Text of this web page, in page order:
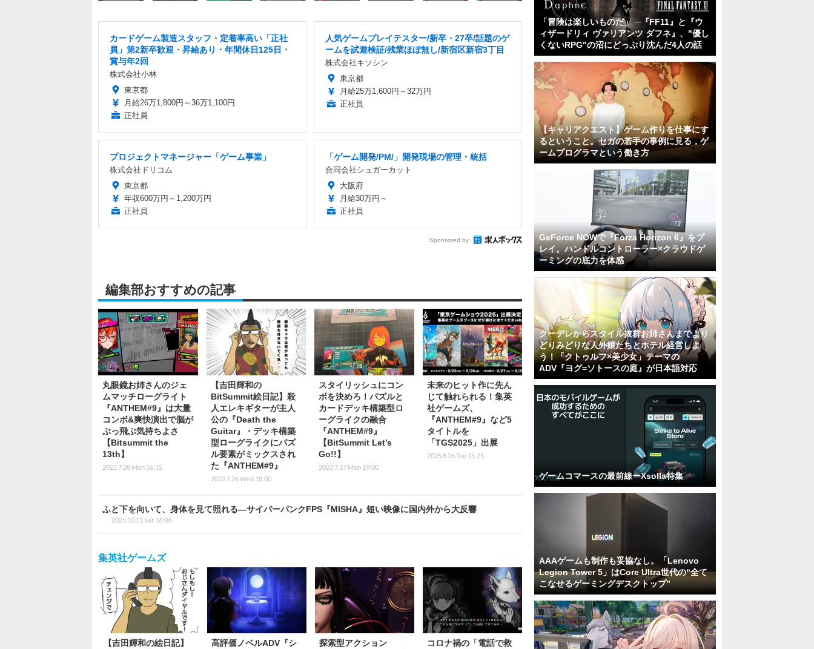
カードゲーム製造スタッフ・定着率高い「正社
員」第2新卒歓迎・昇給あり・年間休日125日・
賞与年2回
株式会社小林
東京都
月給26万1,800円～36万1,100円
正社員
人気ゲームプレイテスター/新卒・27卒/話題のゲ
ームを試遊検証/残業ほぼ無し/新宿区新宿3丁目
株式会社キソシン
東京都
月給25万1,600円～32万円
正社員
プロジェクトマネージャー「ゲーム事業」
株式会社ドリコム
東京都
年収600万円～1,200万円
正社員
「ゲーム開発/PM/」開発現場の管理・統括
合同会社シュガーカット
大阪府
月給30万円～
正社員
Sponsored by
編集部おすすめの記事
丸眼鏡お姉さんのジェ
ムマッチローグライト
『ANTHEM#9』は大量
コンボ&爽快演出で脳が
ぶっ飛ぶ気持ちよさ
【Bitsummit the
13th】
2025.7.28 Mon 16:15
【吉田輝和の
BitSummit絵日記】殺
人エレキギターが主人
公の『Death the
Guitar』・デッキ構築
型ローグライクにパズ
ル要素がミックスされ
た『ANTHEM#9』
2023.7.26 Wed 18:00
スタイリッシュにコン
ボを決めろ！パズルと
カードデッキ構築型ロ
ーグライクの融合
『ANTHEM#9』
【BitSummit Let’s
Go!!】
2023.7.17 Mon 19:00
未来のヒット作に先ん
じて触れられる！集英
社ゲームズ、
『ANTHEM#9』など5
タイトルを
「TGS2025」出展
2025.8.26 Tue 15:21
ふと下を向いて、身体を見て照れる―サイバーパンクFPS『MISHA』短い映像に国内外から大反響
2025.10.11 Sat 16:06
集英社ゲームズ
【吉田輝和の絵日記】
高評価ノベルADV『シ
探索型アクション
コロナ禍の「電話で救
「冒険は楽しいものだ」 ─『FF11』と『ウ
ィザードリィ ヴァリアンツ ダフネ』、"優し
くないRPG"の沼にどっぷり沈んだ4人の話
【キャリアクエスト】ゲーム作りを仕事にす
るということ。セガの若手の事例に見る，ゲ
ームプログラマという働き方
GeForce NOWで『Forza Horizon 6』をプ
レイ。ハンドルコントローラー×クラウドゲ
ーミングの底力を体感
クーデレからスタイル抜群お姉さんまでより
どりみどりな人外娘たちとホテル経営しよ
う！「クトゥルフ×美少女」テーマの
ADV『ヨグ=ソトースの庭』が日本語対応
ゲームコマースの最前線ーXsolla特集
AAAゲームも制作も妥協なし。「Lenovo
Legion Tower 5」はCore Ultra世代の“全て
こなせるゲーミングデスクトップ”